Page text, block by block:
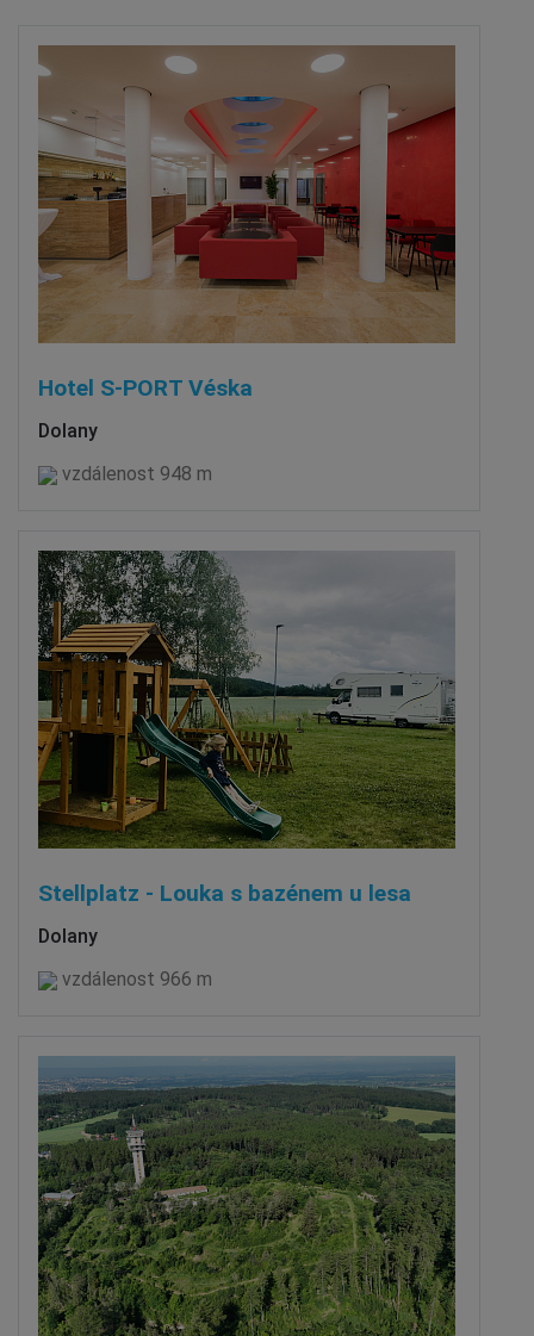
Hotel S-PORT Véska
Dolany
vzdálenost 948 m
Stellplatz - Louka s bazénem u lesa
Dolany
vzdálenost 966 m